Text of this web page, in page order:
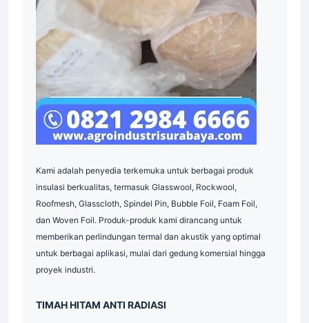
Indonesia
Indonesia
Kami adalah penyedia terkemuka untuk berbagai produk
insulasi berkualitas, termasuk Glasswool, Rockwool,
Roofmesh, Glasscloth, Spindel Pin, Bubble Foil, Foam Foil,
dan Woven Foil. Produk-produk kami dirancang untuk
memberikan perlindungan termal dan akustik yang optimal
untuk berbagai aplikasi, mulai dari gedung komersial hingga
proyek industri.
TIMAH HITAM ANTI RADIASI